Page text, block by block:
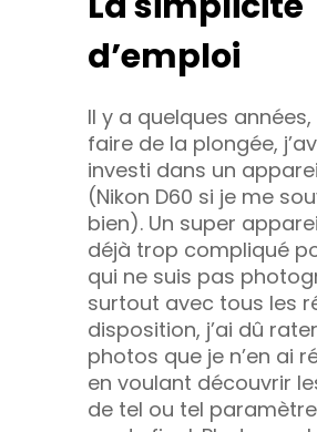
d’emploi
Il y a quelques
faire de la plongée,
investi dans un
(Nikon D60 si je me
bien). Un super
déjà trop compliqué
qui ne suis pas
surtout avec tous les
disposition, j’ai dû
photos que je n’en ai
en voulant découvrir
de tel ou tel